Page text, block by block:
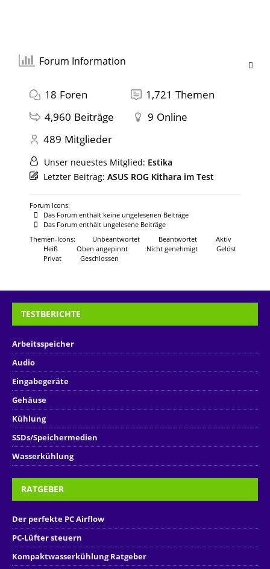
Forum Information
18 Foren 1,721 Themen
4,960 Beiträge 9 Online
489 Mitglieder
Unser neuestes Mitglied: Estika
Letzter Beitrag: ASUS ROG Kithara im Test
Forum Icons:
Das Forum enthält keine ungelesenen Beiträge
Das Forum enthält ungelesene Beiträge
Themen-Icons:
Unbeantwortet Beantwortet
Aktiv
Heiß
Oben angepinnt Nicht genehmigt
Gelöst
Privat
Geschlossen
TESTBERICHTE
Arbeitsspeicher
Audio
Eingabegeräte
Gehäuse
Kühlung
SSDs/Speichermedien
Wasserkühlung
RATGEBER
Der perfekte PC Airflow
PC-Lüfter steuern
Kompaktwasserkühlung Ratgeber